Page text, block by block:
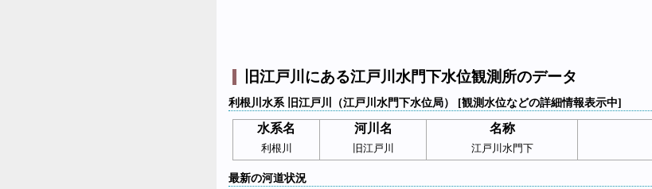
旧江戸川にある江戸川水門下水位観測所のデータ
利根川水系 旧江戸川（江戸川水門下水位局） [観測水位などの詳細情報表示中]
水系名 河川名 名称
利根川 旧江戸川 江戸川水門下
最新の河道状況